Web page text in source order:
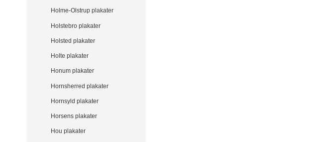
Holme-Olstrup plakater
Holstebro plakater
Holsted plakater
Holte plakater
Honum plakater
Hornsherred plakater
Hornsyld plakater
Horsens plakater
Hou plakater